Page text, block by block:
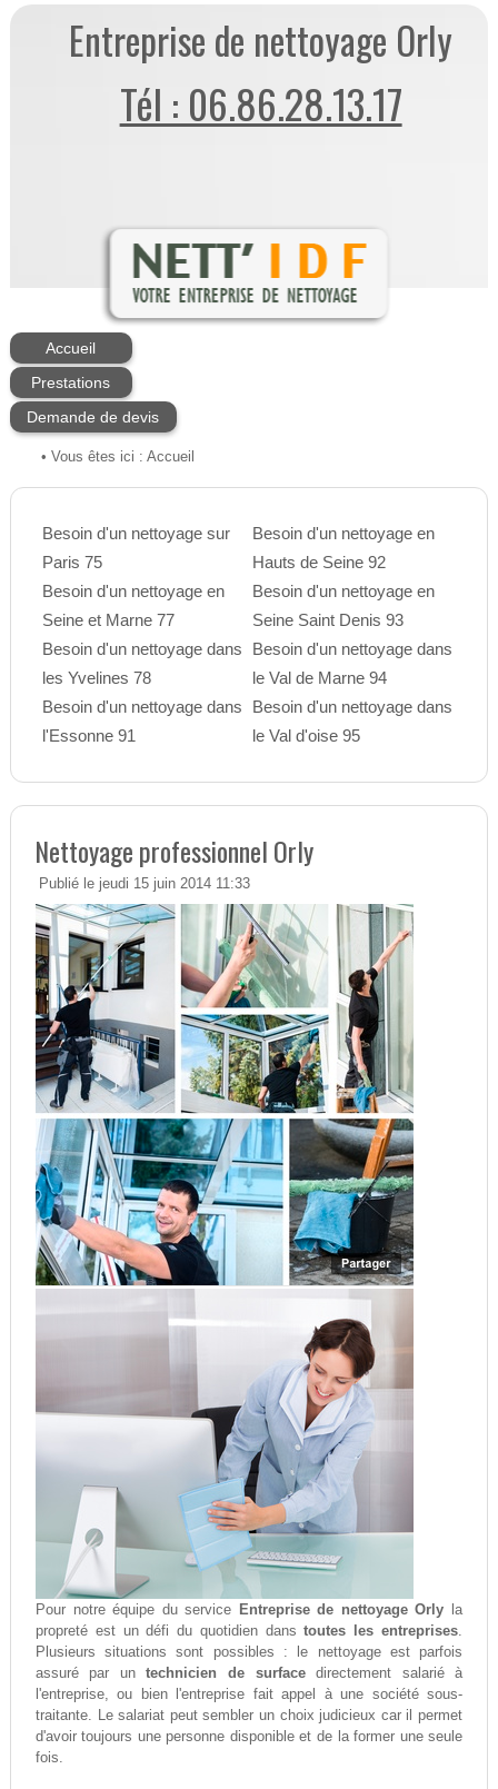
Entreprise de nettoyage Orly
Tél : 06.86.28.13.17
Accueil
Prestations
Demande de devis
• Vous êtes ici : Accueil
Besoin d'un nettoyage sur
Paris 75
Besoin d'un nettoyage en
Seine et Marne 77
Besoin d'un nettoyage dans
les Yvelines 78
Besoin d'un nettoyage dans
l'Essonne 91
Besoin d'un nettoyage en
Hauts de Seine 92
Besoin d'un nettoyage en
Seine Saint Denis 93
Besoin d'un nettoyage dans
le Val de Marne 94
Besoin d'un nettoyage dans
le Val d'oise 95
Nettoyage professionnel Orly
Publié le jeudi 15 juin 2014 11:33
Pour notre équipe du service Entreprise de nettoyage Orly la
propreté est un défi du quotidien danstoutes les entreprises.
Plusieurs situations sont possibles : le nettoyage est parfois
assuré par untechnicien de surfacedirectement salarié à
l'entreprise, ou bien l'entreprise fait appel à une société sous-
traitante. Le salariat peut sembler un choix judicieux car il permet
d'avoir toujours une personne disponible et de la former une seule
fois.